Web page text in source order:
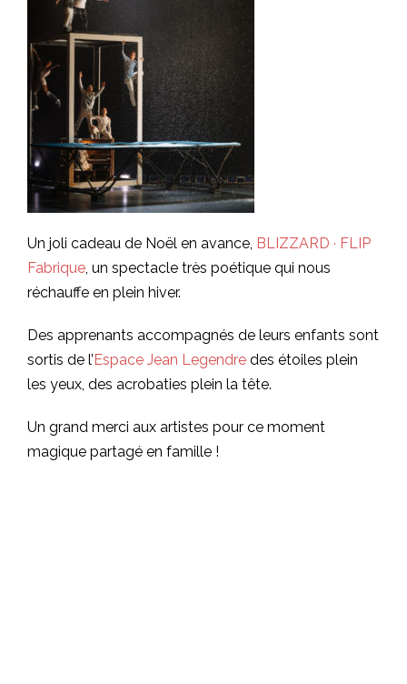
Un joli cadeau de Noël en avance, BLIZZARD · FLIP
Fabrique, un spectacle très poétique qui nous
réchauffe en plein hiver.
Des apprenants accompagnés de leurs enfants sont
sortis de l’ Espace Jean Legendre des étoiles plein
les yeux, des acrobaties plein la tête.
Un grand merci aux artistes pour ce moment
magique partagé en famille !